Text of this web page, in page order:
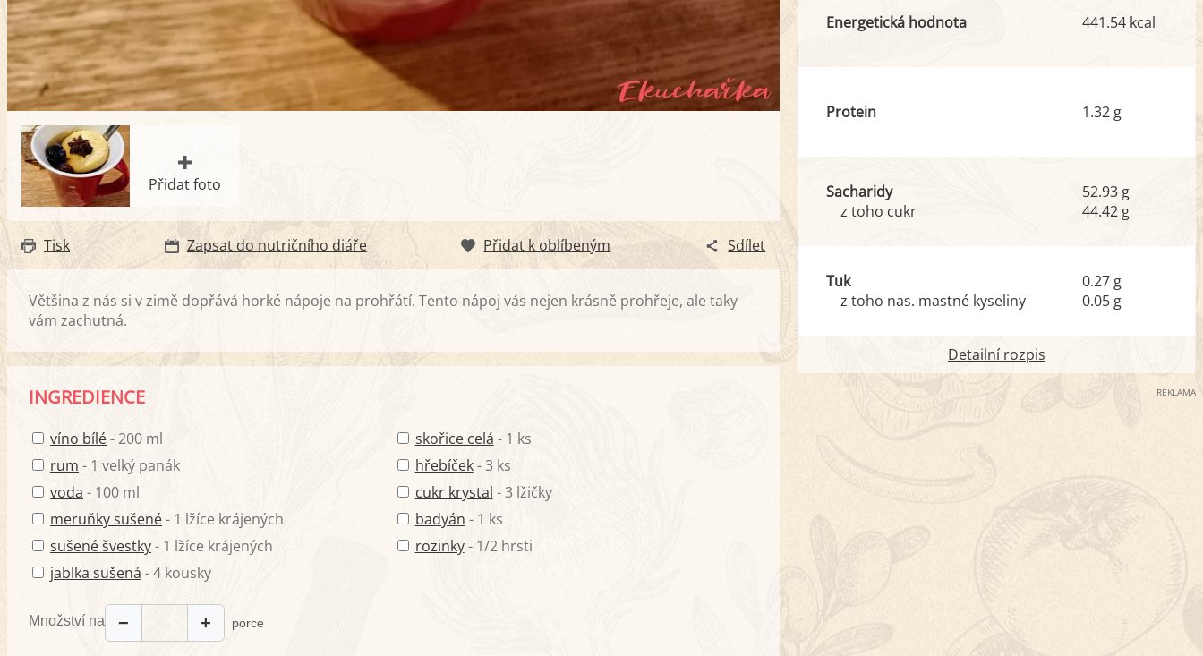
Přidat foto
Tisk Zapsat do nutričního diáře Přidat k oblíbeným Sdílet
Většina z nás si v zimě dopřává horké nápoje na prohřátí. Tento nápoj vás nejen krásně prohřeje, ale taky
vám zachutná.
INGREDIENCE
víno bílé- 200 ml
rum - 1 velký panák
voda - 100 ml
meruňky sušené- 1 lžíce krájených
sušené švestky- 1 lžíce krájených
jablka sušená - 4 kousky
skořice celá - 1 ks
hřebíček- 3 ks
cukr krystal - 3 lžičky
badyán - 1 ks
rozinky- 1/2 hrsti
Množství na − + porce
Energetická hodnota 441.54 kcal
Protein 1.32 g
Sacharidy
z toho cukr
52.93 g
44.42 g
Tuk
z toho nas. mastné kyseliny
0.27 g
0.05 g
Detailní rozpis
REKLAMA